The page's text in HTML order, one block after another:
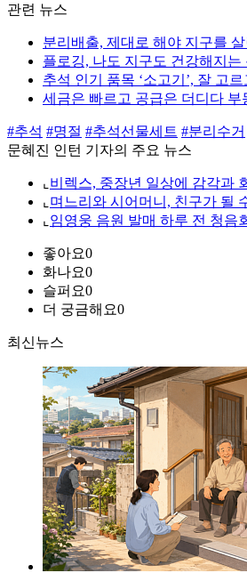
관련 뉴스
분리배출, 제대로 해야 지구를
플로깅, 나도 지구도 건강해지는
추석 인기 품목 ‘소고기’, 잘 고
세금은 빠르고 공급은 더디다
#추석 #명절 #추석선물세트 #분리수거
문혜진 인턴 기자의 주요 뉴스
⌞ 비렉스, 중장년 일상에 감각과
⌞ 며느리와 시어머니, 친구가 될
⌞ 임영웅 음원 발매 하루 전 청음
좋아요0
화나요0
슬퍼요0
더 궁금해요0
최신뉴스